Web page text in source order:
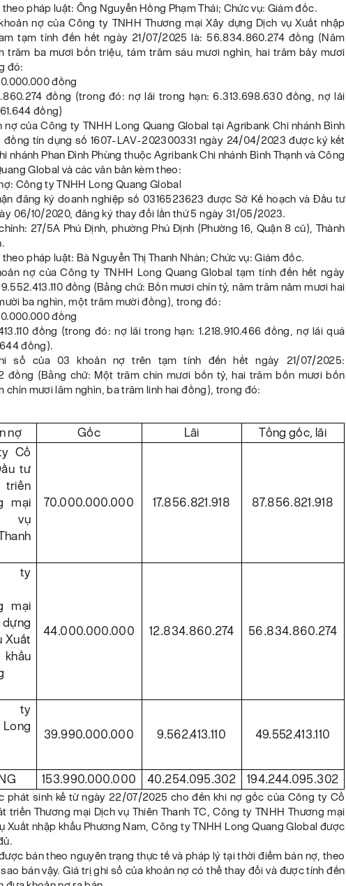
pháp luật: Ông Nguyễn Hồng Phạm Thái; Chức vụ: Giám đốc.
nợ của Công ty TNHH Thương mại Xây dựng Dịch vụ Xuất nhập
tạm tính đến hết ngày 21/07/2025 là: 56.834.860.274 đồng (Năm
trăm ba mươi bốn triệu, tám trăm sáu mươi nghìn, hai trăm bảy mươi
đó:
đồng
đồng (trong đó: nợ lãi trong hạn: 6.313.698.630 đồng, nợ lãi
đồng)
nợ của Công ty TNHH Long Quang Global tại Agribank Chi nhánh Bình
đồng tín dụng số 1607-LAV-202300331 ngày 24/04/2023 được ký kết
nhánh Phan Đình Phùng thuộc Agribank Chi nhánh Bình Thạnh và Công
Global và các văn bản kèm theo:
Công ty TNHH Long Quang Global
đăng ký doanh nghiệp số 0316523623 được Sở Kế hoạch và Đầu tư
06/10/2020, đăng ký thay đổi lần thứ 5 ngày 31/05/2023.
27/5A Phú Định, phường Phú Định (Phường 16, Quận 8 cũ), Thành
pháp luật: Bà Nguyễn Thị Thanh Nhàn; Chức vụ: Giám đốc.
nợ của Công ty TNHH Long Quang Global tạm tính đến hết ngày
đồng (Bằng chữ: Bốn mươi chín tỷ, năm trăm năm mươi hai
ba nghìn, một trăm mười đồng), trong đó:
đồng
đồng (trong đó: nợ lãi trong hạn: 1.218.910.466 đồng, nợ lãi quá
đồng).
sổ của 03 khoản nợ trên tạm tính đến hết ngày 21/07/2025:
đồng (Bằng chữ: Một trăm chín mươi bốn tỷ, hai trăm bốn mươi bốn
chín mươi lăm nghìn, ba trăm linh hai đồng), trong đó:
nợ Gốc Lãi Tổng gốc, lãi
Cổ
tư
mại
vụ
70.000.000.000 17.856.821.918 87.856.821.918
ty
mại
Xuất
44.000.000.000 12.834.860.274 56.834.860.274
ty
39.990.000.000 9.562.413.110 49.552.413.110
153.990.000.000 40.254.095.302 194.244.095.302
phát sinh kể từ ngày 22/07/2025 cho đến khi nợ gốc của Công ty Cổ
triển Thương mại Dịch vụ Thiên Thanh TC, Công ty TNHH Thương mại
Xuất nhập khẩu Phương Nam, Công ty TNHH Long Quang Global được
bán theo nguyên trạng thực tế và pháp lý tại thời điểm bán nợ, theo
bán vậy. Giá trị ghi sổ của khoản nợ có thể thay đổi và được tính đến